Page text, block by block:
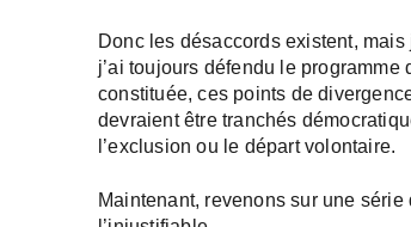
Donc les désaccords existent,
j’ai toujours défendu le
constituée, ces points de
devraient être tranchés
l’exclusion ou le départ volontaire.
Maintenant, revenons sur une